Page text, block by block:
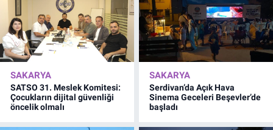
SAKARYA
SATSO 31. Meslek Komitesi:
Çocukların dijital güvenliği
öncelik olmalı
SAKARYA
Serdivan’da Açık Hava
Sinema Geceleri Beşevler’de
başladı